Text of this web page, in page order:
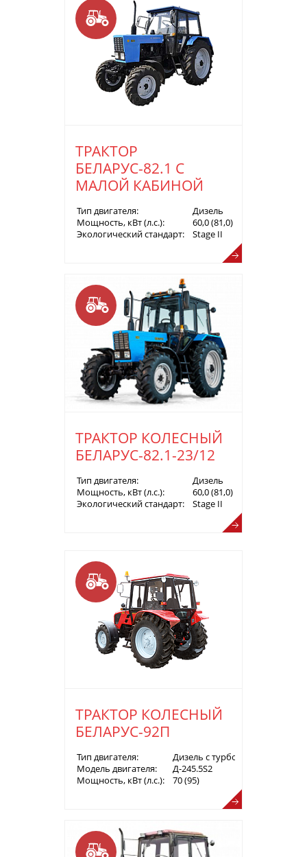
ТРАКТОР
БЕЛАРУС-82.1 С
МАЛОЙ КАБИНОЙ
Тип двигателя:
Дизель
Мощность, кВт (л.с.):
60,0 (81,0)
Экологический стандарт:
Stage II
ТРАКТОР КОЛЕСНЫЙ
БЕЛАРУС-82.1-23/12
Тип двигателя:
Дизель
Мощность, кВт (л.с.):
60,0 (81,0)
Экологический стандарт:
Stage II
ТРАКТОР КОЛЕСНЫЙ
БЕЛАРУС-92П
Тип двигателя:
Дизель с турбонаддувом
Модель двигателя:
Д-245.5S2
Мощность, кВт (л.с.):
70 (95)